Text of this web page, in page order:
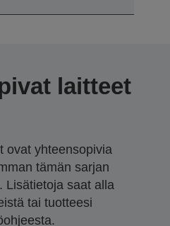
laitteet
ovat yhteensopivia
tämän sarjan
Lisätietoja saat alla
tai tuotteesi